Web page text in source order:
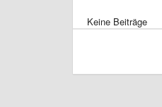
Keine Beiträge